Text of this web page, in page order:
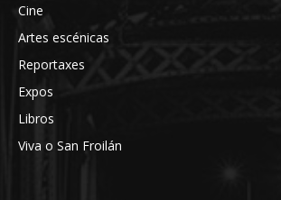
Cine
Artes escénicas
Reportaxes
Expos
Libros
Viva o San Froilán